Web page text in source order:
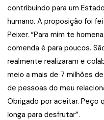
contribuindo para um
humano. A proposição foi
Peixer. “Para mim te
comenda é para poucos.
realmente realizaram e
meio a mais de 7 milhões
de pessoas do meu
Obrigado por aceitar. Peço
longa para desfrutar”.